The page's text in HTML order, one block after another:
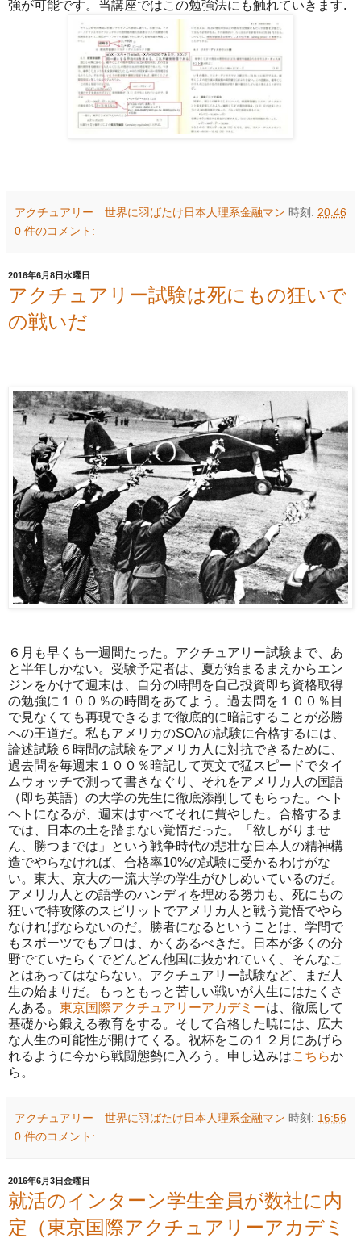
強が可能です。当講座ではこの勉強法にも触れていきます.
アクチュアリー 世界に羽ばたけ日本人理系金融マン 時刻: 20:46
0 件のコメント:
2016年6月8日水曜日
アクチュアリー試験は死にもの狂いで
の戦いだ
６月も早くも一週間たった。アクチュアリー試験まで、あ
と半年しかない。受験予定者は、夏が始まるまえからエン
ジンをかけて週末は、自分の時間を自己投資即ち資格取得
の勉強に１００％の時間をあてよう。過去問を１００％目
で見なくても再現できるまで徹底的に暗記することが必勝
への王道だ。私もアメリカのSOAの試験に合格するには、
論述試験６時間の試験をアメリカ人に対抗できるために、
過去問を毎週末１００％暗記して英文で猛スピードでタイ
ムウォッチで測って書きなぐり、それをアメリカ人の国語
（即ち英語）の大学の先生に徹底添削してもらった。ヘト
ヘトになるが、週末はすべてそれに費やした。合格するま
では、日本の土を踏まない覚悟だった。「欲しがりませ
ん、勝つまでは」という戦争時代の悲壮な日本人の精神構
造でやらなければ、合格率10%の試験に受かるわけがな
い。東大、京大の一流大学の学生がひしめいているのだ。
アメリカ人との語学のハンディを埋める努力も、死にもの
狂いで特攻隊のスピリットでアメリカ人と戦う覚悟でやら
なければならないのだ。勝者になるということは、学問で
もスポーツでもプロは、かくあるべきだ。日本が多くの分
野でていたらくでどんどん他国に抜かれていく、そんなこ
とはあってはならない。アクチュアリー試験など、まだ人
生の始まりだ。もっともっと苦しい戦いが人生にはたくさ
んある。 東京国際アクチュアリーアカデミーは、徹底して
基礎から鍛える教育をする。そして合格した暁には、広大
な人生の可能性が開けてくる。祝杯をこの１２月にあげら
れるように今から戦闘態勢に入ろう。申し込みはこちらか
ら。
アクチュアリー 世界に羽ばたけ日本人理系金融マン 時刻: 16:56
0 件のコメント:
2016年6月3日金曜日
就活のインターン学生全員が数社に内
定（東京国際アクチュアリーアカデミ